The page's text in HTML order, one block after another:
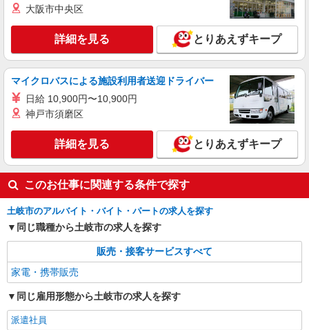
大阪市中央区
詳細を見る とりあえずキープ
マイクロバスによる施設利用者送迎ドライバー
日給 10,900円〜10,900円
神戸市須磨区
詳細を見る とりあえずキープ
このお仕事に関連する条件で探す
土岐市のアルバイト・バイト・パートの求人を探す
同じ職種から土岐市の求人を探す
販売・接客サービスすべて
家電・携帯販売
同じ雇用形態から土岐市の求人を探す
派遣社員